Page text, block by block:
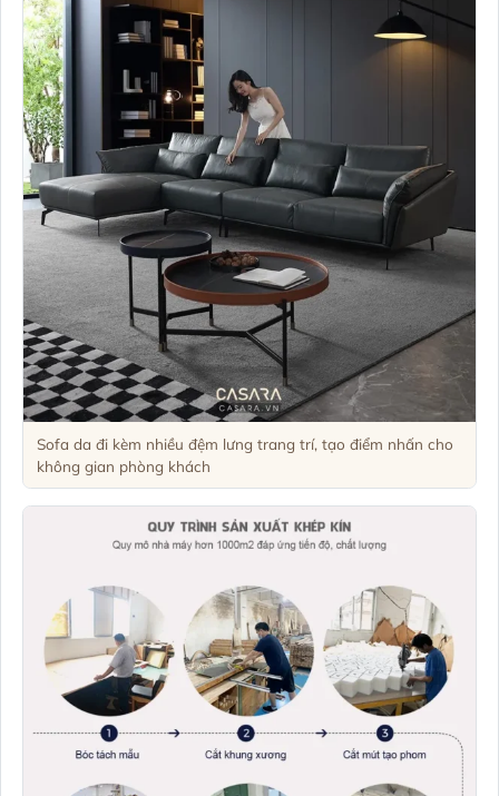
Sofa da đi kèm nhiều đệm lưng trang trí, tạo điểm nhấn cho
không gian phòng khách